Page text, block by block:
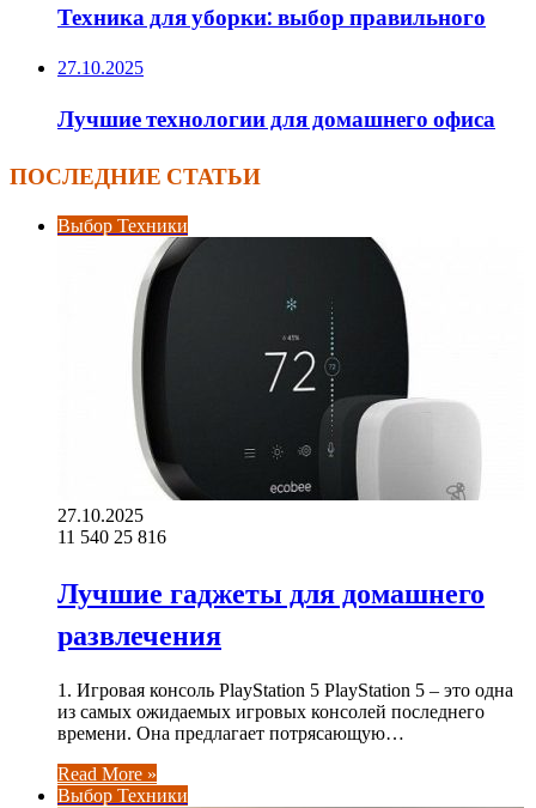
Техника для уборки: выбор правильного
27.10.2025
Лучшие технологии для домашнего офиса
ПОСЛЕДНИЕ СТАТЬИ
Выбор Техники
27.10.2025
11 540 25 816
Лучшие гаджеты для домашнего
развлечения
1. Игровая консоль PlayStation 5 PlayStation 5 – это одна
из самых ожидаемых игровых консолей последнего
времени. Она предлагает потрясающую…
Read More »
Выбор Техники